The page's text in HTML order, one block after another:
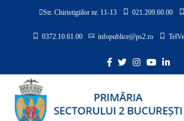
Str. Chiristigiilor nr. 11-13 021.209.60.00
0372.10.61.00 infopublice@ps2.ro